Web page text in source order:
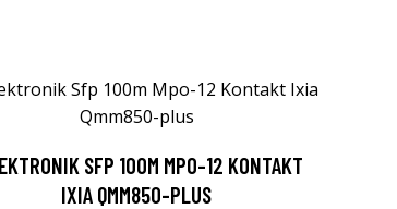
SFP 100M MPO-12 KONTAKT
IXIA QMM850-PLUS